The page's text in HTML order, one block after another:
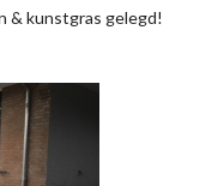
& kunstgras gelegd!